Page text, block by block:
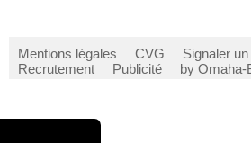
Mentions légales CVG
Signaler
Recrutement
Publicité by Omaha-